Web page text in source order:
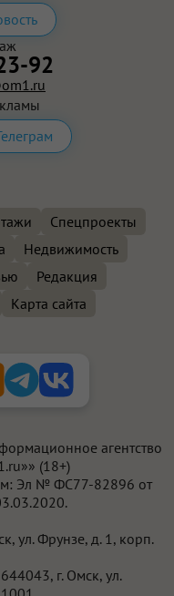
92
Спецпроекты
Недвижимость
Редакция
Карта сайта
агентство
(18+)
Эл № ФС77-82896 от
ул. Фрунзе, д. 1, корп.
644043, г. Омск, ул.